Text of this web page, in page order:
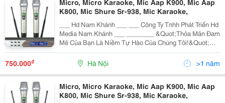
Micro, Micro Karaoke, Mic Aap K900, Mic Aap
K800, Mic Shure Sr-938, Mic Karaoke,
___ Hd Nam Khánh ___ ___ Công Ty Tnhh Phát Triển Hd
Media Nam Khánh ___ ________ &Quot;Thỏa Mãn Đam
Mê Của Bạn Là Niềm Tự Hào Của Chúng Tôi!&Quot;
________ Chuyên Cung Cấp Thiết Bị, Hệ Thống Xem
Phim Giải Trí. Đầu Phát Hd | Hd Player | Máy Chiếu | Chép
Phim Hd
750.000₫ Hà Nội >1 năm
Micro, Micro Karaoke, Mic Aap K900, Mic Aap
K800, Mic Shure Sr-938, Mic Karaoke,